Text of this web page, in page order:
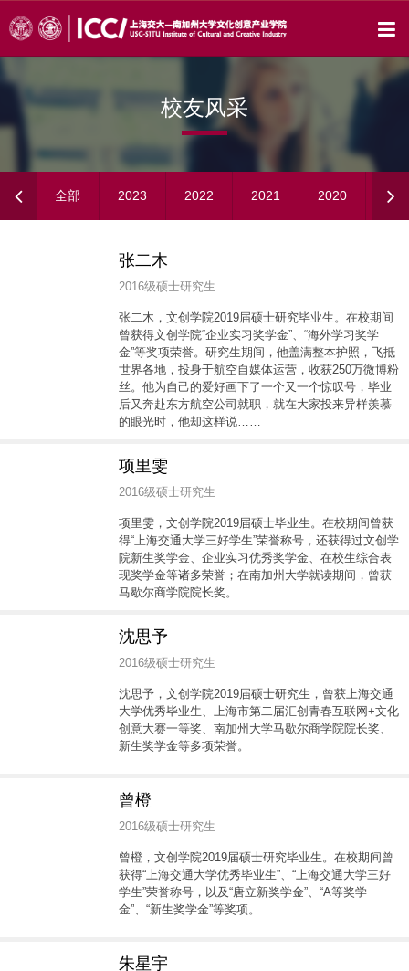
校友风采
全部 2023 2022 2021 2020
张二木
2016级硕士研究生
张二木，文创学院2019届硕士研究毕业生。在校期间
曾获得文创学院“企业实习奖学金”、“海外学习奖学
金”等奖项荣誉。研究生期间，他盖满整本护照，飞抵
世界各地，投身于航空自媒体运营，收获250万微博粉
丝。他为自己的爱好画下了一个又一个惊叹号，毕业
后又奔赴东方航空公司就职，就在大家投来异样羡慕
的眼光时，他却这样说……
项里雯
2016级硕士研究生
项里雯，文创学院2019届硕士毕业生。在校期间曾获
得“上海交通大学三好学生”荣誉称号，还获得过文创学
院新生奖学金、企业实习优秀奖学金、在校生综合表
现奖学金等诸多荣誉；在南加州大学就读期间，曾获
马歇尔商学院院长奖。
沈思予
2016级硕士研究生
沈思予，文创学院2019届硕士研究生，曾获上海交通
大学优秀毕业生、上海市第二届汇创青春互联网+文化
创意大赛一等奖、南加州大学马歇尔商学院院长奖、
新生奖学金等多项荣誉。
曾橙
2016级硕士研究生
曾橙，文创学院2019届硕士研究毕业生。在校期间曾
获得“上海交通大学优秀毕业生”、“上海交通大学三好
学生”荣誉称号，以及“唐立新奖学金”、“A等奖学
金”、“新生奖学金”等奖项。
朱星宇